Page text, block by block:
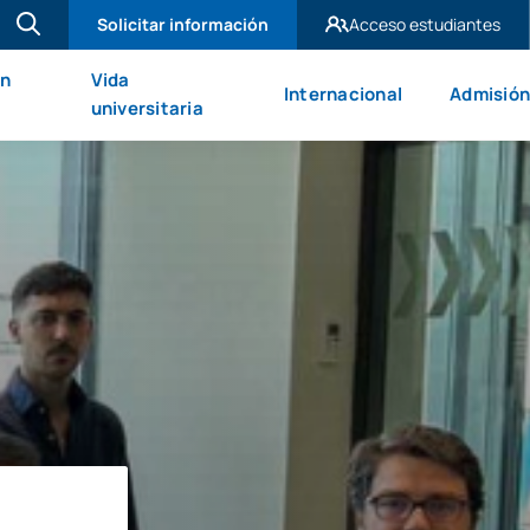
Solicitar información
Acceso estudiantes
UAX Mare Nostrum
Vida
universitaria
Internacional Admisión